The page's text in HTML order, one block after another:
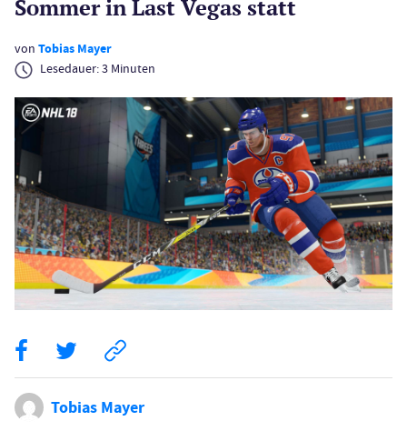
Sommer in Last Vegas statt
von Tobias Mayer
Lesedauer:3 Minuten
Tobias Mayer